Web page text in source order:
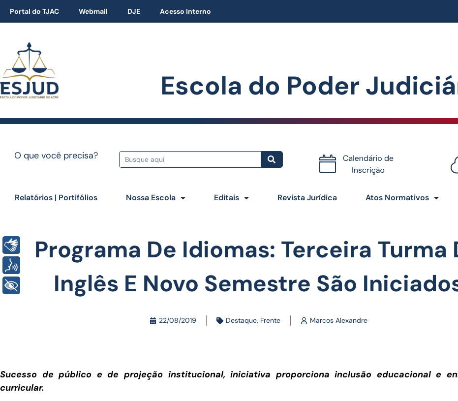
Portal do TJAC Webmail DJE Acesso Interno
Escola do Poder
O que você precisa?
Certificados
Relatórios | Portifólios Nossa Escola Editais Revista Jurídica Atos Normativos
Programa De Idiomas: Terceira Turma
Inglês E Novo Semestre São
22/08/2019 Destaque, Frente Marcos Alexandre
Sucesso de público e de projeção institucional, iniciativa proporciona inclusão educacional e
curricular.
Libras
+ Acessibilidade